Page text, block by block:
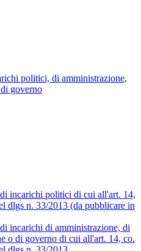
politici, di amministrazione,
governo
incarichi politici di cui all'art. 14,
dlgs n. 33/2013 (da pubblicare in
incarichi di amministrazione, di
o di governo di cui all'art. 14, co.